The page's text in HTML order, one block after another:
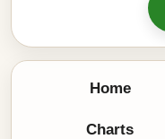
Home
Charts